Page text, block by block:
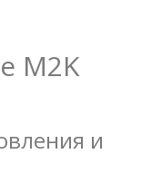
M2K
и